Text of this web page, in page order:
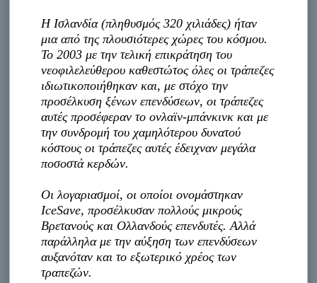
Η Ισλανδία (πληθυσμός 320 χιλιάδες) ήταν
μια από της πλουσιότερες χώρες του κόσμου.
Το 2003 με την τελική επικράτηση του
νεοφιλελεύθερου καθεστώτος όλες οι τράπεζες
ιδιωτικοποιήθηκαν και, με στόχο την
προσέλκυση ξένων επενδύσεων, οι τράπεζες
αυτές προσέφεραν το ονλαϊν-μπάνκινκ και με
την συνδρομή του χαμηλότερου δυνατού
κόστους οι τράπεζες αυτές έδειχναν μεγάλα
ποσοστά κερδών.
Οι λογαριασμοί, οι οποίοι ονομάστηκαν
IceSave, προσέλκυσαν πολλούς μικρούς
Βρετανούς και Ολλανδούς επενδυτές. Αλλά
παράλληλα με την αύξηση των επενδύσεων
αυξανόταν και το εξωτερικό χρέος των
τραπεζών.